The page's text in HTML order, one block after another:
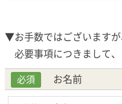
▼お手数ではございます
必要事項につきまして
必須 お名前